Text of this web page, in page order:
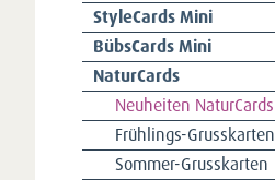
StyleCards Mini
BübsCards Mini
NaturCards
Neuheiten NaturCards
Frühlings-Grusskarten
Sommer-Grusskarten